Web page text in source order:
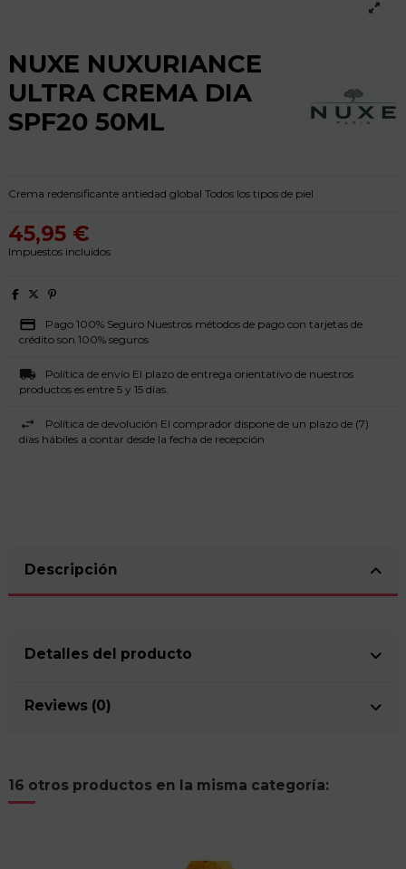
NUXE NUXURIANCE
ULTRA CREMA DIA
SPF20 50ML
Crema redensificante antiedad global Todos los tipos de piel
45,95 €
Impuestos incluidos
Pago 100% Seguro Nuestros métodos de pago con tarjetas de
crédito son 100% seguros
Política de envío El plazo de entrega orientativo de nuestros
productos es entre 5 y 15 días.
Política de devolución El comprador dispone de un plazo de (7)
días hábiles a contar desde la fecha de recepción
Descripción
Detalles del producto
Reviews (0)
16 otros productos en la misma categoría: